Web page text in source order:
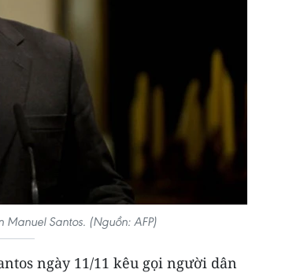
Santos. (Nguồn: AFP)
ngày 11/11 kêu gọi người dân